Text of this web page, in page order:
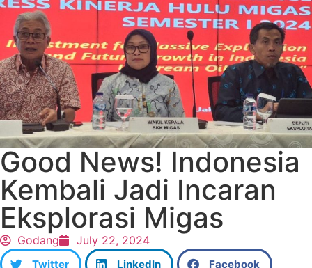
Good News! Indonesia
Kembali Jadi Incaran
Eksplorasi Migas
Godang July 22, 2024
Twitter LinkedIn Facebook